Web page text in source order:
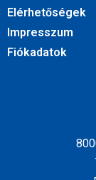
Elérhetőségek
Impresszum
Fiókadatok